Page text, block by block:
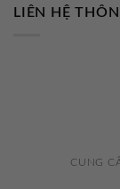
LIÊN HỆ
CUNG